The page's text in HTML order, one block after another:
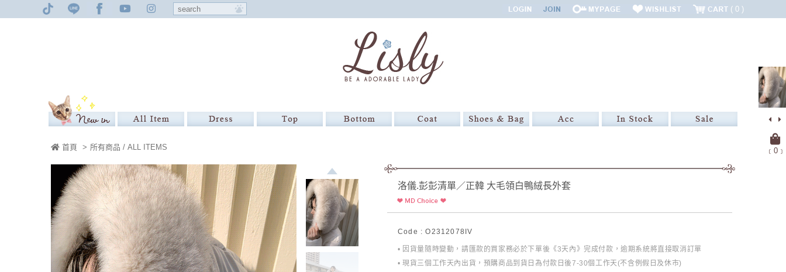
0
﹝ 0﹞
首頁 > 所有商品 / ALL ITEMS
洛儀.彭彭清單／正韓 大毛領白鴨絨長外套
Code : O2312078IV
• 因貨量隨時變動，請匯款的買家務必於下單後《3天內》完成付款，逾期系統將直接取消訂單
• 現貨三個工作天內出貨，預購商品到貨日為付款日後7-30個工作天(不含例假日及休市)